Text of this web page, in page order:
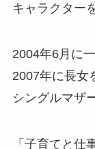
キャラクター
2004年6月に
2007年に長女
シングルマザ
「子育てと仕